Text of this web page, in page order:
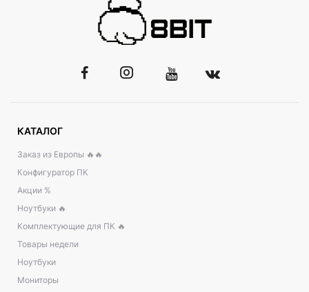
КАТАЛОГ
Заказ из Европы 🔥🔥
Конфигуратор ПК
Акции %
Ноутбуки 🔥
Комплектующие для ПК 🔥
Товары недели
Ноутбуки
Мониторы